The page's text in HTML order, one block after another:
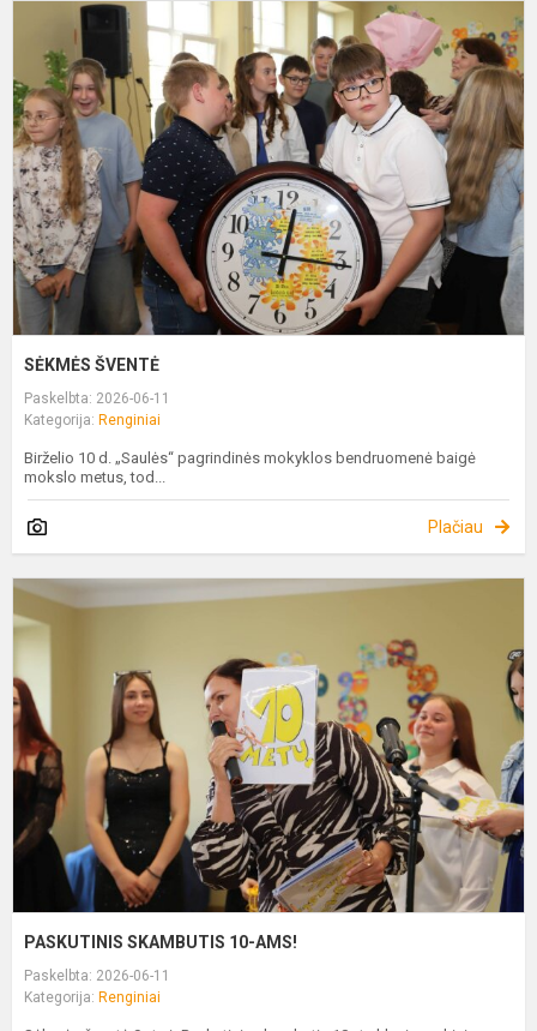
SĖKMĖS ŠVENTĖ
Paskelbta: 2026-06-11
Kategorija: Renginiai
Birželio 10 d. „Saulės“ pagrindinės mokyklos bendruomenė baigė
mokslo metus, tod...
Plačiau
PASKUTINIS SKAMBUTIS 10-AMS!
Paskelbta: 2026-06-11
Kategorija: Renginiai